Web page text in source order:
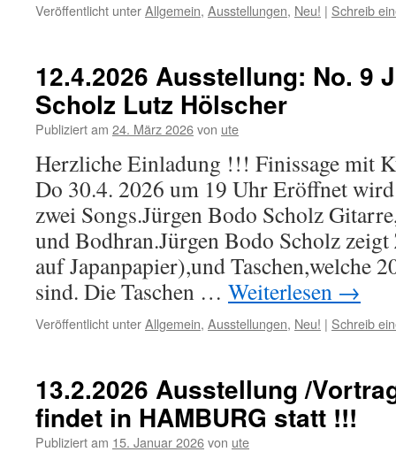
Veröffentlicht unterAllgemein, Ausstellungen, Neu! | Schreib
12.4.2026 Ausstellung: No. 9
Scholz Lutz Hölscher
Publiziert am 24. März 2026von ute
Herzliche Einladung !!! Finissage mit
Do 30.4. 2026 um 19 Uhr Eröffnet
zwei Songs.Jürgen Bodo Scholz
und Bodhran.Jürgen Bodo Scholz
auf Japanpapier),und Taschen,welche
sind. Die Taschen … Weiterlesen →
Veröffentlicht unterAllgemein, Ausstellungen, Neu! | Schreib
13.2.2026 Ausstellung /
findet in HAMBURG statt !!!
Publiziert am 15. Januar 2026von ute